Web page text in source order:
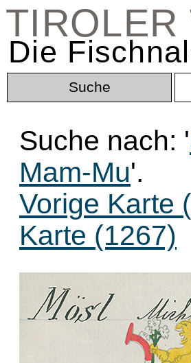
TIROLER
Die
Suche
Suche nach: '
Mam-Mu'.
Vorige Karte
Karte (1267)